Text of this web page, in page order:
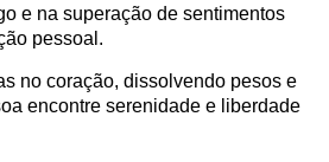
e na superação de sentimentos
pessoal.
no coração, dissolvendo pesos e
encontre serenidade e liberdade